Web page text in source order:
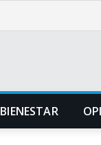
BIENESTAR